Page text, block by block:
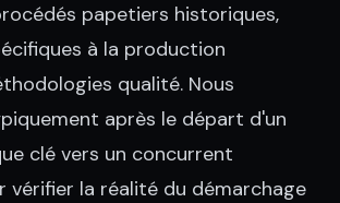
papetiers historiques,
à la production
qualité. Nous
après le départ d'un
clé vers un concurrent
vérifier la réalité du démarchage